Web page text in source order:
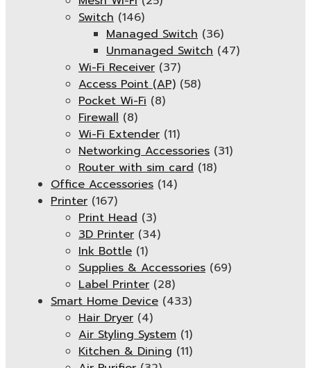
Switch (146)
Managed Switch (36)
Unmanaged Switch (47)
Wi-Fi Receiver (37)
Access Point (AP) (58)
Pocket Wi-Fi (8)
Firewall (8)
Wi-Fi Extender (11)
Networking Accessories (31)
Router with sim card (18)
Office Accessories (14)
Printer (167)
Print Head (3)
3D Printer (34)
Ink Bottle (1)
Supplies & Accessories (69)
Label Printer (28)
Smart Home Device (433)
Hair Dryer (4)
Air Styling System (1)
Kitchen & Dining (11)